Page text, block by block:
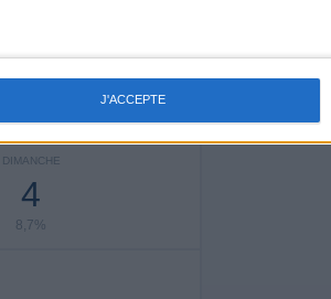
J'ACCEPTE
DIMANCHE
4
8,7%